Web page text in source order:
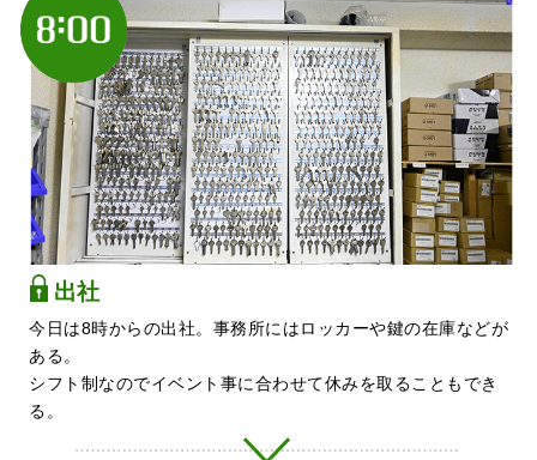
出社
今日は8時からの出社。事務所にはロッカーや鍵の在庫などが
ある。
シフト制なのでイベント事に合わせて休みを取ることもでき
る。